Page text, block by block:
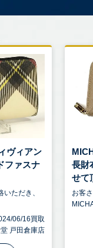
ヴィアン
ファスナ
ただき、
06/16買取
戸田倉庫店
長財
せて
お客